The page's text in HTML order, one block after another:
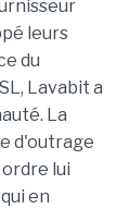
leurs
du
Lavabit a
La
d'outrage
lui
en